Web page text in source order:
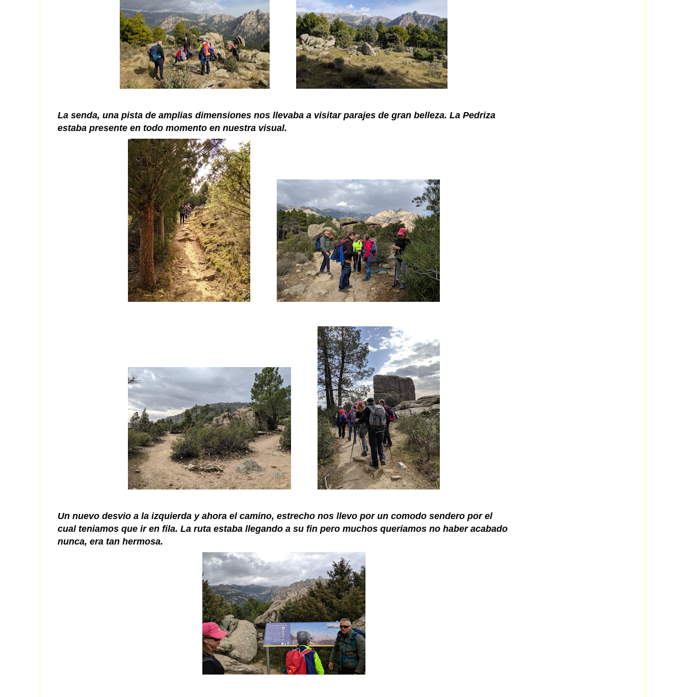
La senda, una pista de amplias dimensiones nos llevaba a visitar parajes de gran belleza. La Pedriza
estaba presente en todo momento en nuestra visual.
Un nuevo desvio a la izquierda y ahora el camino, estrecho nos llevo por un comodo sendero por el
cual teniamos que ir en fila. La ruta estaba llegando a su fin pero muchos queriamos no haber acabado
nunca, era tan hermosa.